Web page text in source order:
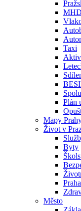
MHD
Taxi
Plán
Mapy
Život v
Byty
Město